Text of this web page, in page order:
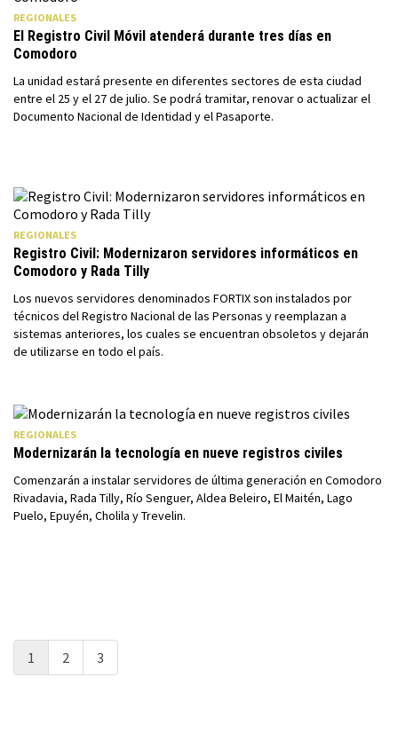
REGIONALES
El Registro Civil Móvil atenderá durante tres días en
Comodoro
La unidad estará presente en diferentes sectores de esta ciudad
entre el 25 y el 27 de julio. Se podrá tramitar, renovar o actualizar el
Documento Nacional de Identidad y el Pasaporte.
REGIONALES
Registro Civil: Modernizaron servidores informáticos en
Comodoro y Rada Tilly
Los nuevos servidores denominados FORTIX son instalados por
técnicos del Registro Nacional de las Personas y reemplazan a
sistemas anteriores, los cuales se encuentran obsoletos y dejarán
de utilizarse en todo el país.
REGIONALES
Modernizarán la tecnología en nueve registros civiles
Comenzarán a instalar servidores de última generación en Comodoro
Rivadavia, Rada Tilly, Río Senguer, Aldea Beleiro, El Maitén, Lago
Puelo, Epuyén, Cholila y Trevelin.
1 2 3